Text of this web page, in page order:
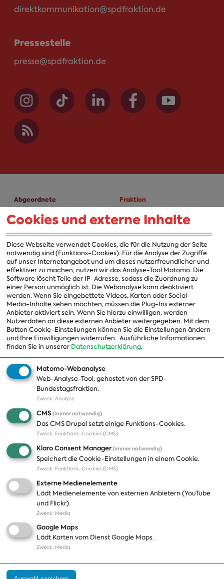
direktkommunikation@spdfraktion.de
Pressestelle
presse@spdfraktion.de
Abgeordnete
A-Z
Fraktion
Fraktion
Vorsitzender
Vorstand
Arbeitsgruppen
Ausschussvorsitzende
Beauftragte
Landesgruppen
Organisation
Themen
Positionen
Publikationen
Presse
Fotos
Pressekontakt
Termine
Jobs und Ausbildung
Häufige Fragen
Podcast
Abonnements
Aktualisierungen
Kontakt
Impressum
Cookies und externe Inhalte
Diese Webseite verwendet Cookies, die für die Nutzung der Seite
notwendig sind (Funktions-Cookies). Für die Analyse der Zugriffe
auf unser Internetangebot und um dieses nutzerfreundlicher und
effektiver zu machen, nutzen wir das Analyse-Tool Matomo. Die
Software löscht Teile der IP-Adresse, sodass die Zuordnung zu
einer Person unmöglich ist. Die Webanalyse kann deaktiviert
werden. Wenn Sie eingebettete Videos, Karten oder Social-
Media-Inhalte sehen möchten, müssen die Plug-Ins externer
Anbieter aktiviert sein. Wenn Sie hierzu einwilligen, werden
Nutzerdaten an diese externen Anbieter weitergegeben. Mit dem
Button Cookie-Einstellungen können Sie die Einstellungen ändern
und Ihre Einwilligungen widerrufen. Ausführliche Informationen
finden Sie in unserer Datenschutzerklärung.
Matomo-Webanalyse
Web-Analyse-Tool, gehostet von der SPD-
Bundestagsfraktion.
Zweck: Analyse
CMS (immer notwendig)
Das CMS Drupal setzt einige Funktions-Cookies.
Zweck: Funktions-Cookies (CMS)
Klaro Consent Manager(immer notwendig)
Speichert die Cookie-Einstellungen in einem Cookie.
Zweck: Funktions-Cookies (CMS)
Externe Medienelemente
Lädt Medienelemente von externen Anbietern (YouTube
und Flickr).
Zweck: Media
Google Maps
Lädt Karten vom Dienst Google Maps.
Zweck: Media